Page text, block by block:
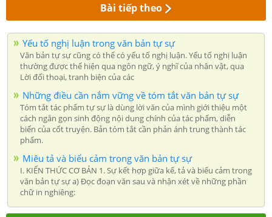
Bài tiếp theo
Yếu tố nghị luận trong văn bản tự sự
Văn bản tự sự cũng có thể có yếu tố nghị luận. Yếu tố nghị luận
thường được thể hiện qua ngôn ngữ, ý nghĩ của nhân vật, qua
Lời đối thoại, tranh biện của các
Những điều cần nắm vững về tóm tắt văn bản tự sự
Tóm tắt tác phẩm tự sự là dùng lời văn của mình giới thiệu một
cách ngắn gọn sinh động nội dung chính của tác phẩm, diễn
biến của cốt truyện. Bản tóm tắt cần phản ánh trung thành tác
phẩm.
Miêu tả và biểu cảm trong văn bản tự sự
I. KIẾN THỨC CƠ BẢN 1. Sự kết hợp giữa kể, tả và biểu cảm trong
văn bản tự sự a) Đọc đoạn văn sau và nhận xét về những phần
chữ in nghiêng: